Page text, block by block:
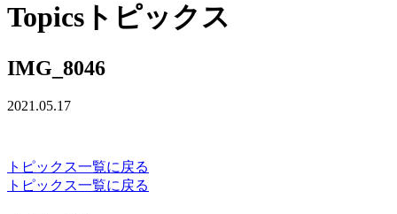
Topics トピックス
IMG_8046
2021.05.17
トピックス一覧に戻る
トピックス一覧に戻る